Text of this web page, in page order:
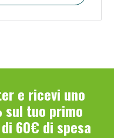
e ricevi uno
tuo primo
60€ di spesa